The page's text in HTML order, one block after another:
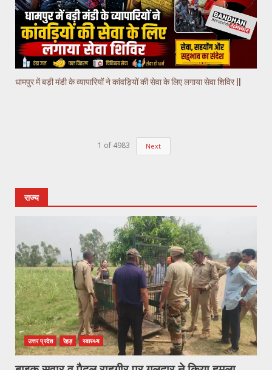
धामपुर में बड़ी मंडी के व्यापारियों ने कांवड़ियों की सेवा के लिए लगाया सेवा शिविर ||
1 of 4983 Next
राज्य
उत्तर प्रदेश रेहड़ स्वास्थ्य